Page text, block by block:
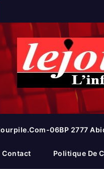
06BP 2777
Contact Politique De